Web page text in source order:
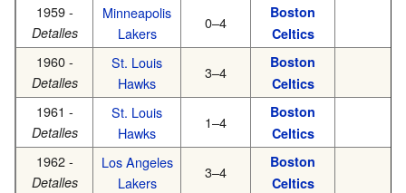
1959 -
Detalles
Minneapolis
Lakers
0–4
Boston
Celtics
1960 -
Detalles
St. Louis
Hawks
3–4
Boston
Celtics
1961 -
Detalles
St. Louis
Hawks
1–4
Boston
Celtics
1962 -
Detalles
Los Angeles
Lakers
3–4
Boston
Celtics